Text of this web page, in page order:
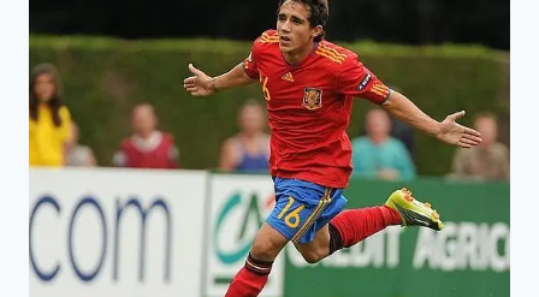
AUSTRALIA,
ECUADOR
COSTA
RICA